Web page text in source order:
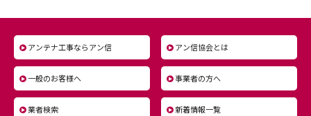
アンテナ工事ならアン信 アン信協会とは
一般のお客様へ 事業者の方へ
業者検索 新着情報一覧